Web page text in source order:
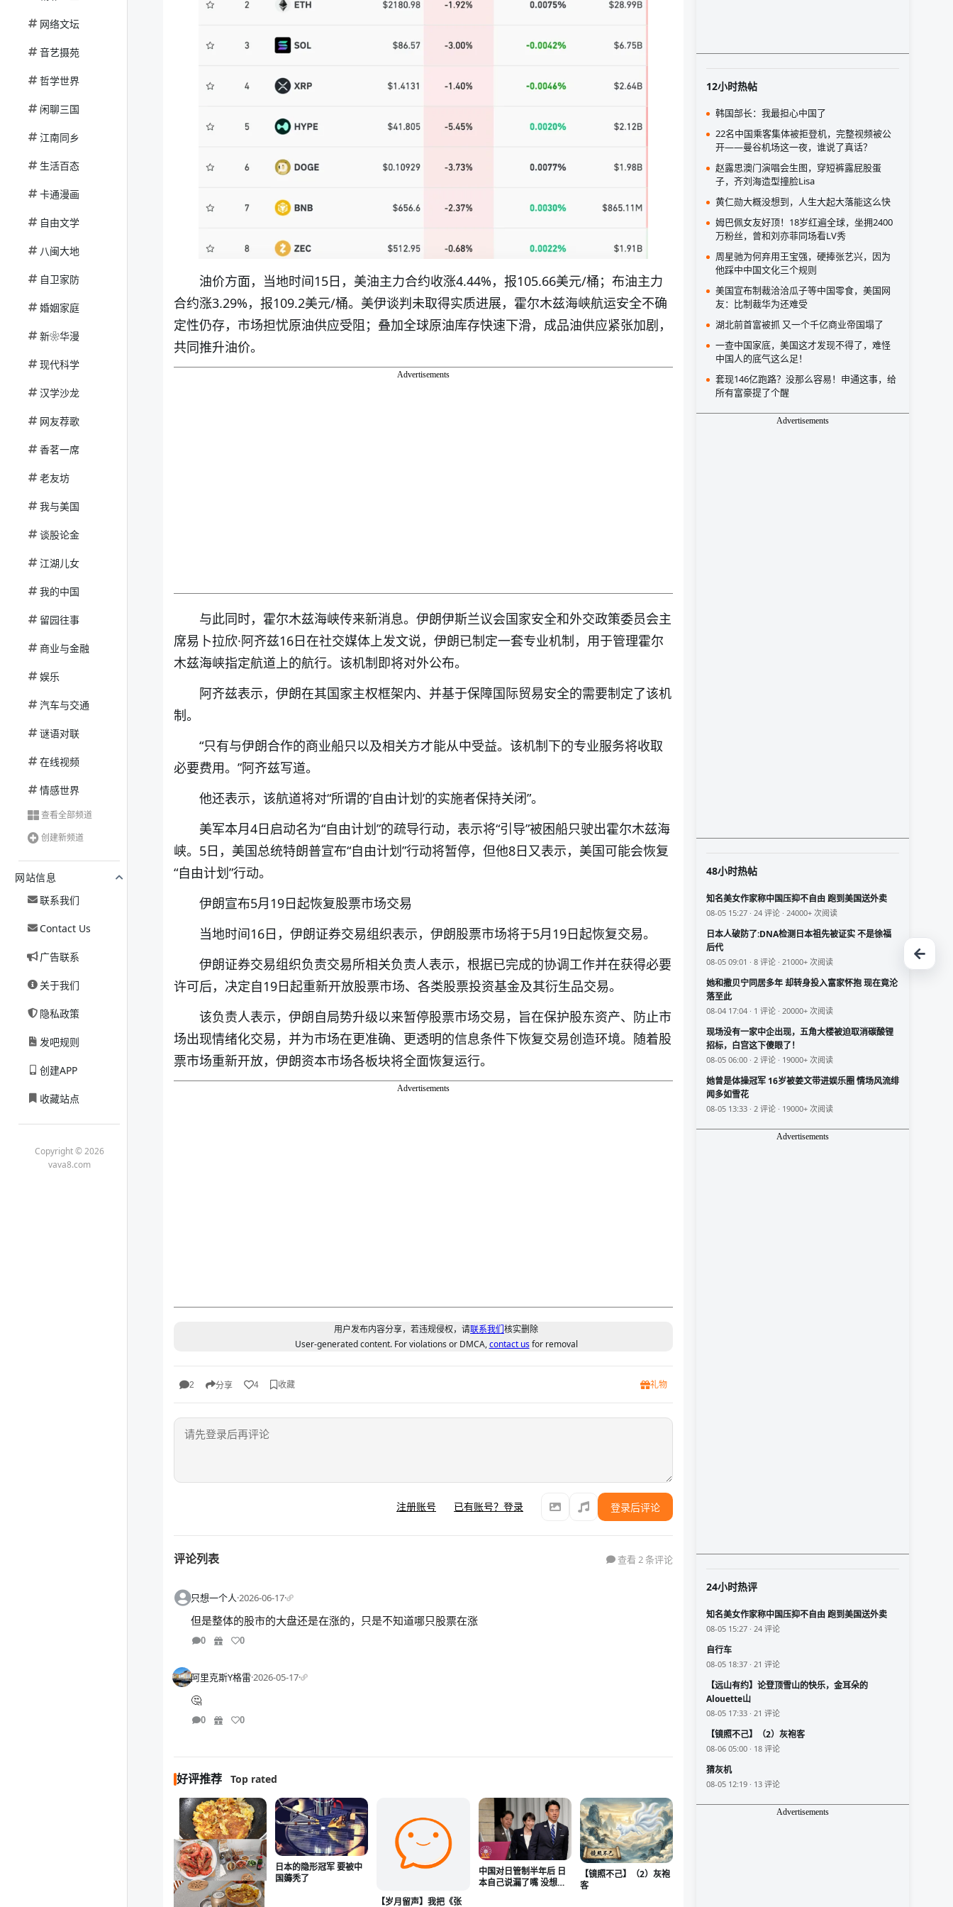
网络文坛
音艺摄苑
哲学世界
闲聊三国
江南同乡
生活百态
卡通漫画
自由文学
八闽大地
自卫家防
婚姻家庭
新❀华漫
现代科学
汉学沙龙
网友荐歌
香茗一席
老友坊
我与美国
谈股论金
江湖儿女
我的中国
留园往事
商业与金融
娱乐
汽车与交通
谜语对联
在线视频
情感世界
查看全部频道
创建新频道
网站信息
联系我们
Contact Us
广告联系
关于我们
隐私政策
发吧规则
创建APP
收藏站点
Copyright © 2026
vava8.com
油价方面，当地时间15日，美油主力合约收涨4.44%，报105.66美元/桶；布油主力
合约涨3.29%，报109.2美元/桶。美伊谈判未取得实质进展，霍尔木兹海峡航运安全不确
定性仍存，市场担忧原油供应受阻；叠加全球原油库存快速下滑，成品油供应紧张加剧，
共同推升油价。
Advertisements
与此同时，霍尔木兹海峡传来新消息。伊朗伊斯兰议会国家安全和外交政策委员会主
席易卜拉欣·阿齐兹16日在社交媒体上发文说，伊朗已制定一套专业机制，用于管理霍尔
木兹海峡指定航道上的航行。该机制即将对外公布。
阿齐兹表示，伊朗在其国家主权框架内、并基于保障国际贸易安全的需要制定了该机
制。
“只有与伊朗合作的商业船只以及相关方才能从中受益。该机制下的专业服务将收取
必要费用。”阿齐兹写道。
他还表示，该航道将对“所谓的‘自由计划’的实施者保持关闭”。
美军本月4日启动名为“自由计划”的疏导行动，表示将“引导”被困船只驶出霍尔木兹海
峡。5日，美国总统特朗普宣布“自由计划”行动将暂停，但他8日又表示，美国可能会恢复
“自由计划”行动。
伊朗宣布5月19日起恢复股票市场交易
当地时间16日，伊朗证券交易组织表示，伊朗股票市场将于5月19日起恢复交易。
伊朗证券交易组织负责交易所相关负责人表示，根据已完成的协调工作并在获得必要
许可后，决定自19日起重新开放股票市场、各类股票投资基金及其衍生品交易。
该负责人表示，伊朗自局势升级以来暂停股票市场交易，旨在保护股东资产、防止市
场出现情绪化交易，并为市场在更准确、更透明的信息条件下恢复交易创造环境。随着股
票市场重新开放，伊朗资本市场各板块将全面恢复运行。
Advertisements
用户发布内容分享，若违规侵权，请联系我们核实删除
User-generated content. For violations or DMCA,contact usfor removal
2 分享 4 收藏 礼物
注册账号 已有账号？登录 登录后评论
评论列表 查看 2 条评论
只想一个人·2026-06-17·
但是整体的股市的大盘还是在涨的，只是不知道哪只股票在涨
0 0
阿里克斯Y格雷·2026-05-17·
🤔
0 0
好评推荐 Top rated
日本的隐形冠军 要被中
国薅秃了
【岁月留声】我把《张
中国对日管制半年后 日
本自己说漏了嘴 没想到
【镜照不己】（2）灰袍
客
12小时热帖
韩国部长：我最担心中国了
22名中国乘客集体被拒登机，完整视频被公
开——曼谷机场这一夜，谁说了真话？
赵露思澳门演唱会生图，穿短裤露屁股蛋
子，齐刘海造型撞脸Lisa
黄仁勋大概没想到，人生大起大落能这么快
姆巴佩女友好顶！18岁红遍全球，坐拥2400
万粉丝，曾和刘亦菲同场看LV秀
周星驰为何弃用王宝强，硬捧张艺兴，因为
他踩中中国文化三个规则
美国宣布制裁洽洽瓜子等中国零食，美国网
友：比制裁华为还难受
湖北前首富被抓 又一个千亿商业帝国塌了
一查中国家底，美国这才发现不得了，难怪
中国人的底气这么足！
套现146亿跑路？没那么容易！申通这事，给
所有富豪提了个醒
Advertisements
48小时热帖
知名美女作家称中国压抑不自由 跑到美国送外卖
08-05 15:27 · 24 评论 · 24000+ 次阅读
日本人破防了:DNA检测日本祖先被证实 不是徐福
后代
08-05 09:01 · 8 评论 · 21000+ 次阅读
她和撒贝宁同居多年 却转身投入富家怀抱 现在竟沦
落至此
08-04 17:04 · 1 评论 · 20000+ 次阅读
现场没有一家中企出现，五角大楼被迫取消碳酸锂
招标，白宫这下傻眼了！
08-05 06:00 · 2 评论 · 19000+ 次阅读
她曾是体操冠军 16岁被姜文带进娱乐圈 情场风流绯
闻多如雪花
08-05 13:33 · 2 评论 · 19000+ 次阅读
Advertisements
24小时热评
知名美女作家称中国压抑不自由 跑到美国送外卖
08-05 15:27 · 24 评论
自行车
08-05 18:37 · 21 评论
【远山有约】论登顶雪山的快乐，金耳朵的
Alouette山
08-05 17:33 · 21 评论
【镜照不己】（2）灰袍客
08-06 05:00 · 18 评论
猜灰机
08-05 12:19 · 13 评论
Advertisements